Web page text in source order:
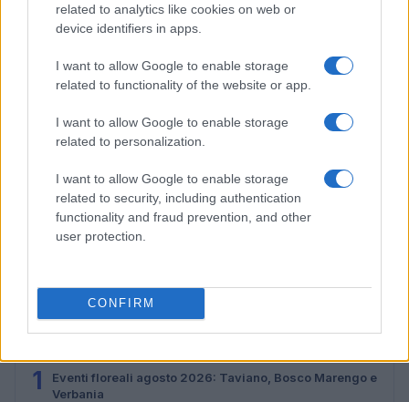
related to analytics like cookies on web or
device identifiers in apps.
I want to allow Google to enable storage
related to functionality of the website or app.
I want to allow Google to enable storage
related to personalization.
I want to allow Google to enable storage
related to security, including authentication
functionality and fraud prevention, and other
user protection.
CONFIRM
Strategie B2B per mercatini e microfiere con focus
PIÙ LETTI
1
Eventi floreali agosto 2026: Taviano, Bosco Marengo e
Verbania